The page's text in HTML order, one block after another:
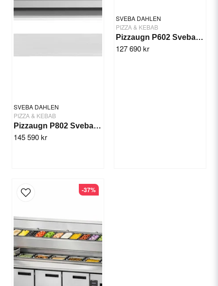
SVEBA DAHLEN
PIZZA & KEBAB
Pizzaugn P802 Sveba Dahlen - 2 däck
145 590 kr
SVEBA DAHLEN
PIZZA & KEBAB
Pizzaugn P602 Sveba Dahlen - 2 däck
127 690 kr
-37%